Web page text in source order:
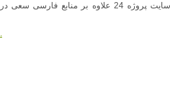
سایت پروژه 24 علاوه بر منابع فارسی
بیشتر